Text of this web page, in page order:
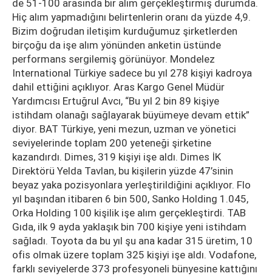
de 51-100 arasında bir alım gerçekleştirmiş durumda.
Hiç alım yapmadığını belirtenlerin oranı da yüzde 4,9.
Bizim doğrudan iletişim kurduğumuz şirketlerden
birçoğu da işe alım yönünden anketin üstünde
performans sergilemiş görünüyor. Mondelez
International Türkiye sadece bu yıl 278 kişiyi kadroya
dahil ettiğini açıklıyor. Aras Kargo Genel Müdür
Yardımcısı Ertuğrul Avcı, “Bu yıl 2 bin 89 kişiye
istihdam olanağı sağlayarak büyümeye devam ettik”
diyor. BAT Türkiye, yeni mezun, uzman ve yönetici
seviyelerinde toplam 200 yeteneği şirketine
kazandırdı. Dimes, 319 kişiyi işe aldı. Dimes İK
Direktörü Yelda Tavlan, bu kişilerin yüzde 47’sinin
beyaz yaka pozisyonlara yerleştirildiğini açıklıyor. Flo
yıl başından itibaren 6 bin 500, Sanko Holding 1.045,
Orka Holding 100 kişilik işe alım gerçekleştirdi. TAB
Gıda, ilk 9 ayda yaklaşık bin 700 kişiye yeni istihdam
sağladı. Toyota da bu yıl şu ana kadar 315 üretim, 10
ofis olmak üzere toplam 325 kişiyi işe aldı. Vodafone,
farklı seviyelerde 373 profesyoneli bünyesine kattığını